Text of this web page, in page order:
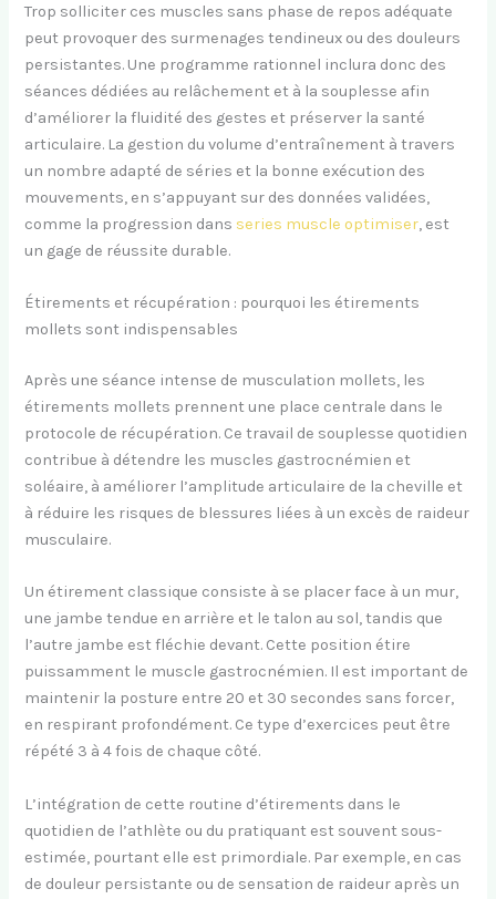
Trop solliciter ces muscles sans phase de repos adéquate
peut provoquer des surmenages tendineux ou des douleurs
persistantes. Une programme rationnel inclura donc des
séances dédiées au relâchement et à la souplesse afin
d’améliorer la fluidité des gestes et préserver la santé
articulaire. La gestion du volume d’entraînement à travers
un nombre adapté de séries et la bonne exécution des
mouvements, en s’appuyant sur des données validées,
comme la progression dans series muscle optimiser, est
un gage de réussite durable.
Étirements et récupération : pourquoi les étirements
mollets sont indispensables
Après une séance intense de musculation mollets, les
étirements mollets prennent une place centrale dans le
protocole de récupération. Ce travail de souplesse quotidien
contribue à détendre les muscles gastrocnémien et
soléaire, à améliorer l’amplitude articulaire de la cheville et
à réduire les risques de blessures liées à un excès de raideur
musculaire.
Un étirement classique consiste à se placer face à un mur,
une jambe tendue en arrière et le talon au sol, tandis que
l’autre jambe est fléchie devant. Cette position étire
puissamment le muscle gastrocnémien. Il est important de
maintenir la posture entre 20 et 30 secondes sans forcer,
en respirant profondément. Ce type d’exercices peut être
répété 3 à 4 fois de chaque côté.
L’intégration de cette routine d’étirements dans le
quotidien de l’athlète ou du pratiquant est souvent sous-
estimée, pourtant elle est primordiale. Par exemple, en cas
de douleur persistante ou de sensation de raideur après un